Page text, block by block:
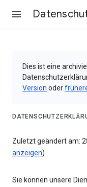
Dies ist eine
Version oder
Zuletzt geändert am:
anzeigen)
Sie können unsere